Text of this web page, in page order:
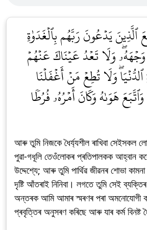
يَدۡعُونَ رَبَّهُم بِٱلۡغَدَوٰةِ
وَلَا تَعۡدُ عَيۡنَاكَ عَنۡهُمۡ
ٱلدُّنۡيَاۖ وَلَا تُطِعۡ مَنۡ أَغۡفَلۡنَا
هَوَىٰهُ وَكَانَ أَمۡرُهُۥ فُرُطٗا
আৰু তুমি নিজকে ধৈৰ্য্যশীল ৰাখিবা সেইসকল
পুৱা-গধূলি তেওঁলোকৰ প্ৰতিপালকক আহ্বান
উদ্দেশ্যে; আৰু তুমি পাৰ্থিৱ জীৱনৰ শোভা
দৃষ্টি আঁতৰাই নিনিবা। লগতে তুমি সেই
অন্তৰক আমি আমাৰ স্মৰণৰ পৰা অমনোযোগী
প্ৰবৃত্তিৰ অনুসৰণ কৰিছে আৰু যাৰ কৰ্ম বিনষ্ট